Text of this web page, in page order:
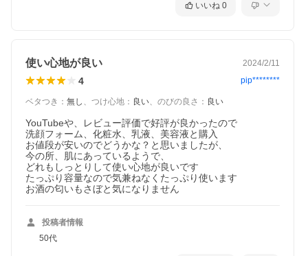
いいね 0
使い心地が良い 2024/2/11
4 pip********
ベタつき ： 無し 、 つけ心地 ： 良い、 のびの良さ ： 良い
YouTubeや、レビュー評価で好評が良かったので
洗顔フォーム、化粧水、乳液、美容液と購入
お値段が安いのでどうかな？と思いましたが、
今の所、肌にあっているようで、
どれもしっとりして使い心地が良いです
たっぷり容量なので気兼ねなくたっぷり使います
お酒の匂いもさぼと気になりません
投稿者情報
50代